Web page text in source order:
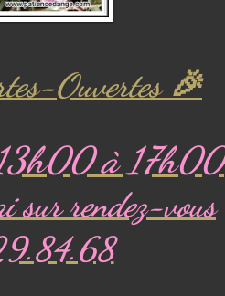
Ouvertes 🎉
à 17h00
sur rendez-vous